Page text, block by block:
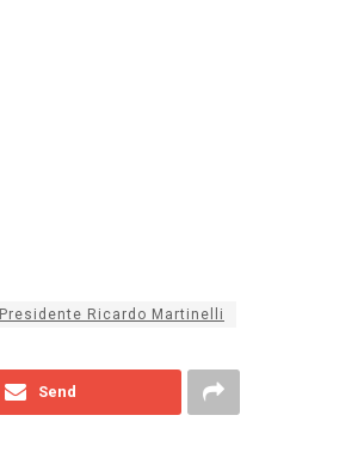
Presidente Ricardo Martinelli
Send